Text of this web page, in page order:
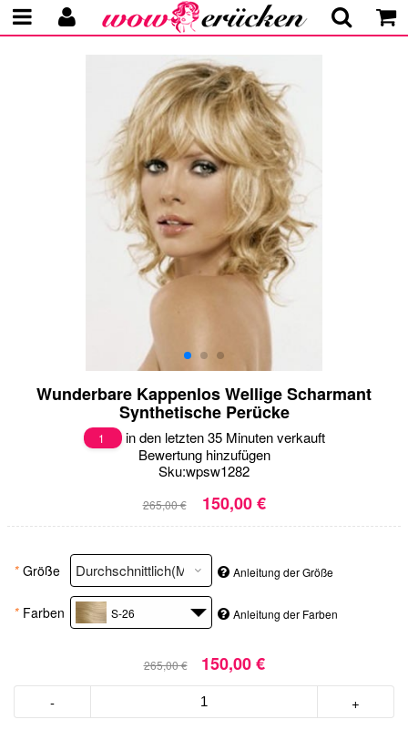
Wunderbare Kappenlos Wellige Scharmant
Synthetische Perücke
1
in den letzten 35 Minuten verkauft
Bewertung hinzufügen
Sku:wpsw1282
265,00 € 150,00 €
* Größe Anleitung der Größe
* Farben S-26 Anleitung der Farben
265,00 € 150,00 €
- +